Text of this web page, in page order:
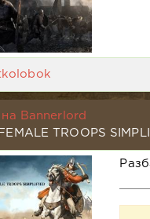
Bannerlord
TROOPS